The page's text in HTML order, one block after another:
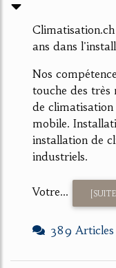
ans dans
Nos
touche des très
de
mobile.
installation de
industriels.
Votre...
389 Articles